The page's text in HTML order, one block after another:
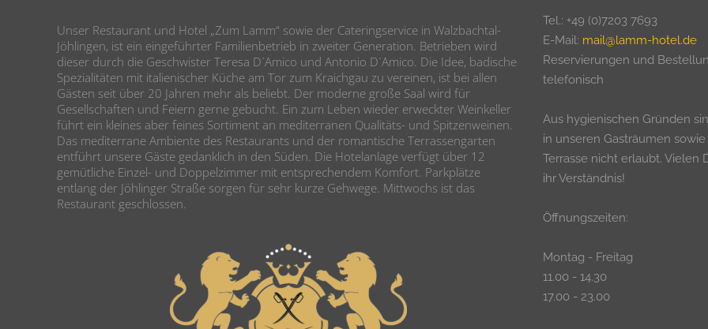
Unser Restaurant und Hotel „Zum Lamm“ sowie der Cateringservice in Walzbachtal-
Jöhlingen, ist ein eingeführter Familienbetrieb in zweiter Generation. Betrieben wird
dieser durch die Geschwister Teresa D´Amico und Antonio D´Amico. Die Idee, badische
Spezialitäten mit italienischer Küche am Tor zum Kraichgau zu vereinen, ist bei allen
Gästen seit über 20 Jahren mehr als beliebt. Der moderne große Saal wird für
Gesellschaften und Feiern gerne gebucht. Ein zum Leben wieder erweckter Weinkeller
führt ein kleines aber feines Sortiment an mediterranen Qualitäts- und Spitzenweinen.
Das mediterrane Ambiente des Restaurants und der romantische Terrassengarten
entführt unsere Gäste gedanklich in den Süden. Die Hotelanlage verfügt über 12
gemütliche Einzel- und Doppelzimmer mit entsprechendem Komfort. Parkplätze
entlang der Jöhlinger Straße sorgen für sehr kurze Gehwege. Mittwochs ist das
Restaurant geschlossen.
Tel.: +49 (0)7203 7693
E-Mail: mail@lamm-hotel.de
Reservierungen und
telefonisch
Aus hygienischen Gründen
in unseren Gasträumen
Terrasse nicht erlaubt. Vielen
ihr Verständnis!
Öffnungszeiten:
Montag - Freitag
11.00 - 14.30
17.00 - 23.00